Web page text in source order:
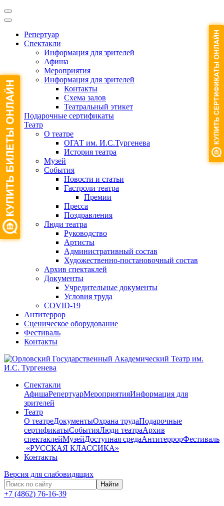
Репертуар
Спектакли
Информация для зрителей
Афиша
Мероприятия
Информация для зрителей
Контакты
Схема залов
Театральный этикет
Подарочные сертификаты
Театр
О театре
ОГАТ им. И.С.Тургенева
История театра
Музей
События
Новости и статьи
Гастроли театра
Премии
Пресса
Поздравления
Люди театра
Руководство
Артисты
Административный состав
Художественно-постановочный состав
Архив спектаклей
Документы
Учредительные документы
Условия труда
COVID-19
Антитеррор
Сценическое оборудование
Фестиваль
Контакты
Спектакли
АфишаРепертуарМероприятияИнформация для
зрителей
Театр
О театреДокументыОхрана трудаПодарочные
сертификатыСобытияЛюди театраАрхив
спектаклейМузейДоступная средаАнтитеррорФестиваль
​ «РУССКАЯ КЛАССИКА»
Контакты
Версия для слабовидящих
Найти
+7 (4862) 76-16-39